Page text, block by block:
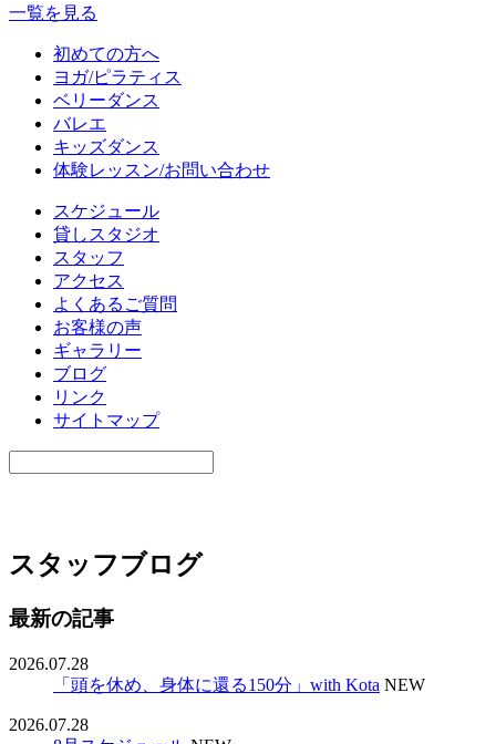
一覧を見る
初めての方へ
ヨガ/ピラティス
ベリーダンス
バレエ
キッズダンス
体験レッスン/お問い合わせ
スケジュール
貸しスタジオ
スタッフ
アクセス
よくあるご質問
お客様の声
ギャラリー
ブログ
リンク
サイトマップ
スタッフブログ
最新の記事
2026.07.28
「頭を休め、身体に還る150分」with Kota NEW
2026.07.28